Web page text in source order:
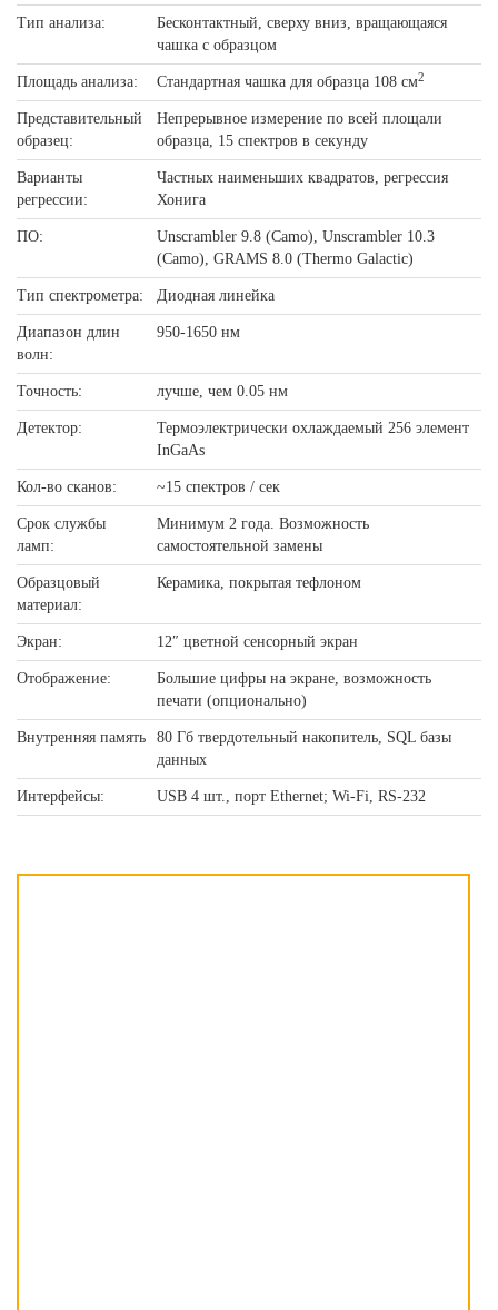
Тип анализа:
Бесконтактный, сверху вниз, вращающаяся
чашка с образцом
Площадь анализа: Стандартная чашка для образца 108 см2
Представительный
образец:
Непрерывное измерение по всей площали
образца, 15 спектров в секунду
Варианты
регрессии:
Частных наименьших квадратов, регрессия
Хонига
ПО:
Unscrambler 9.8 (Camo), Unscrambler 10.3
(Camo), GRAMS 8.0 (Thermo Galactic)
Тип спектрометра: Диодная линейка
Диапазон длин
волн:
950-1650 нм
Точность: лучше, чем 0.05 нм
Детектор:
Термоэлектрически охлаждаемый 256 элемент
InGaAs
Кол-во сканов: ~15 спектров / сек
Срок службы
ламп:
Минимум 2 года. Возможность
самостоятельной замены
Образцовый
материал:
Керамика, покрытая тефлоном
Экран: 12″ цветной сенсорный экран
Отображение:
Большие цифры на экране, возможность
печати (опционально)
Внутренняя память
80 Гб твердотельный накопитель, SQL базы
данных
Интерфейсы: USB 4 шт., порт Ethernet; Wi-Fi, RS-232